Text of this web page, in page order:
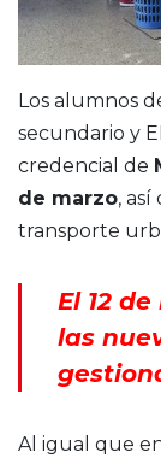
Los alumnos
secundario y
credencial de
de marzo,
transporte
El 12
las
Al igual que